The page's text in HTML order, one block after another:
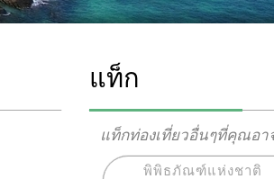
แท็ก
แท็กท่องเที่ยวอื่นๆที่คุณอา
พิพิธภัณฑ์แห่งชาติ